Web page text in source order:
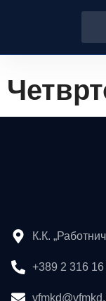
К.К.
+389 2 316 16